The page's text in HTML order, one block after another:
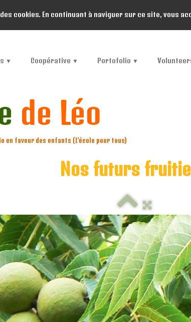
cookies. En continuant à naviguer sur ce site, vous
▼ Coopérative ▼ Portofolio ▼
de Léo
en faveur des enfants (L'école pour tous)
Nos futurs